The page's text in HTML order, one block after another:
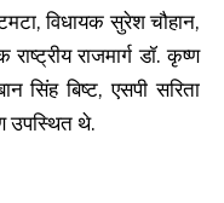
विधायक सुरेश चौहान,
राजमार्ग डॉ. कृष्ण
सिंह बिष्ट, एसपी सरिता
उपस्थित थे.